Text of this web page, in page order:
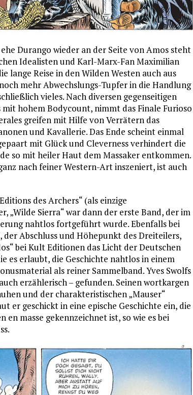
Durango wieder an der Seite von Amos steht
Idealisten und Karl-Marx-Fan Maximilian
lange Reise in den Wilden Westen auch aus
mehr Abwechslungs-Tupfer in die Handlung
vieles. Nach diversen gegenseitigen
hohem Bodycount, nimmt das Finale Furioso
greifen mit Hilfe von Verrätern das
und Kavallerie. Das Ende scheint einmal
mit Glück und Cleverness verhindert die
so mit heiler Haut dem Massaker entkommen.
nach feiner Western-Art inszeniert, ist auch
des Archers“ (als einzige
„Wilde Sierra“ war dann der erste Band, der im
nahtlos fortgeführt wurde. Ebenfalls bei
der Abschluss und Höhepunkt des Dreiteilers,
bei Kult Editionen das Licht der Deutschen
es erlaubt, die Geschichte nahtlos in einem
als reiner Sammelband. Yves Swolfs
erzählerisch – gefunden. Seinen wortkargen
und der charakteristischen „Mauser“
er geschickt in eine epische Geschichte ein, die
masse gekennzeichnet ist, so wie es bei